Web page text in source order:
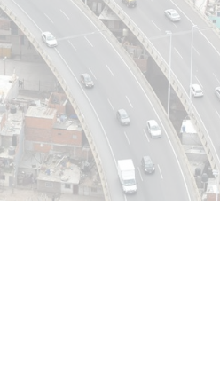
por
de
Línea Mitre:
de baja la
estación